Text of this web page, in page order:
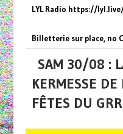
LYL Radio https://
Billetterie sur place, no
SAM 30/08 :
KERMESSE
FÊTES DU